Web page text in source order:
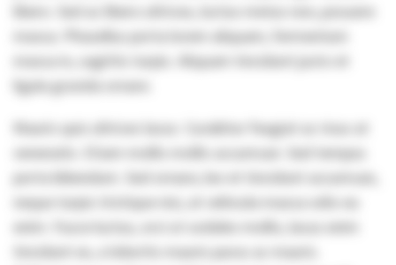
libero. Sed ac libero ultrices, luctus metus non, posuere
massa. Phasellus porta lorem aliquam, fermentum
massa in, sagittis turpis. Aliquam tincidunt justo et
ligula gravida ornare.
Mauris quis ultrices lacus. Curabitur feugiat ac risus at
venenatis. Etiam mollis mollis accumsan. Sed tempus
porta bibendum. Sed ornare, leo et tincidunt accumsan,
neque turpis tristique nisi, at vehicula massa odio eu
enim. Fusce luctus, orci ut sodales mollis, lacus enim
tincidunt ex, a lobortis mauris purus ac mauris.